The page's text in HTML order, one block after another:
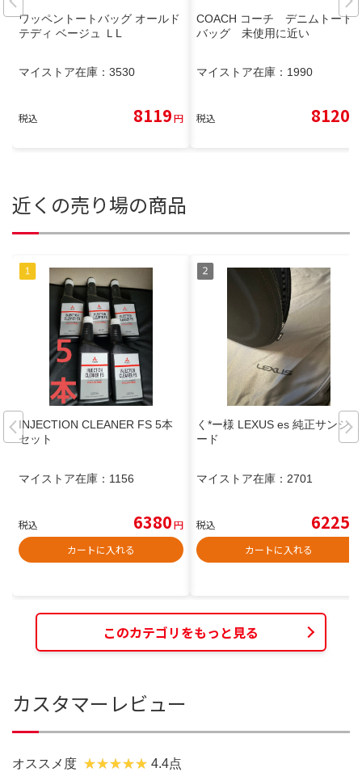
ワッペントートバッグ オールド
テディ ベージュ ＬL
マイストア在庫： 3530
税込 8119円
COACH コーチ デニムトート
バッグ 未使用に近い
マイストア在庫： 1990
税込 8120
近くの売り場の商品
INJECTION CLEANER FS 5本
セット
マイストア在庫： 1156
税込 6380円
カートに入れる
く*ー様 LEXUS es 純正サンシェ
ード
マイストア在庫： 2701
税込 6225
カートに入れる
このカテゴリをもっと見る
カスタマーレビュー
オススメ度 4.4点